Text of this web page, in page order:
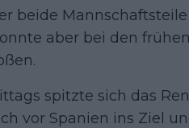
beide
aber bei den
spitzte sich das
vor Spanien ins Ziel